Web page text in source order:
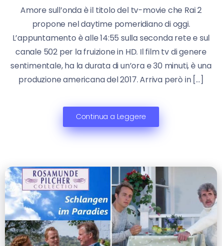
Amore sull’onda è il titolo del tv-movie che Rai 2
propone nel daytime pomeridiano di oggi.
L’appuntamento è alle 14:55 sulla seconda rete e sul
canale 502 per la fruizione in HD. Il film tv di genere
sentimentale, ha la durata di un’ora e 30 minuti, è una
produzione americana del 2017. Arriva però in […]
Continua a Leggere